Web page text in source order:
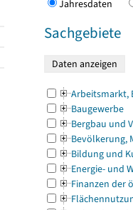
Jahresdaten
Sachgebiete
Arbeitsmarkt,
Baugewerbe
Bergbau und
Bevölkerung,
Bildung und
Energie- und
Finanzen der